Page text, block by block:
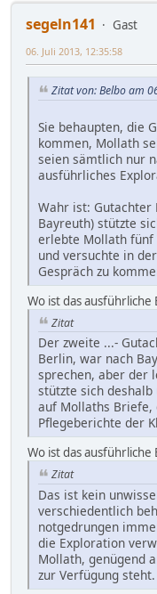
segeln141
Gast
06. Juli 2013, 12:35:58
Zitat von: Belbo am
Sie behaupten, die
kommen, Mollath
seien sämtlich nur
ausführliches
Wahr ist: Gutachter
Bayreuth) stützte
erlebte Mollath fünf
und versuchte in
Gespräch zu
Wo ist das
Zitat
Der zweite ...-
Berlin, war nach
sprechen, aber der
stützte sich
auf Mollaths Briefe,
Pflegeberichte der
Wo ist das
Zitat
Das ist kein
verschiedentlich
notgedrungen
die Exploration
Mollath, genügend
zur Verfügung steht.